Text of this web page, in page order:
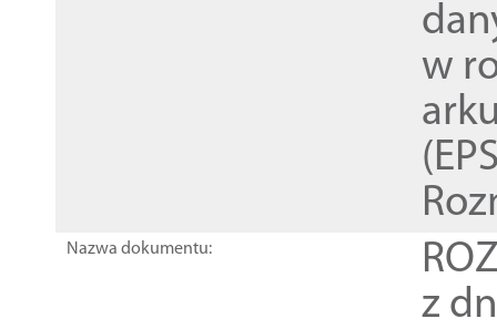
w
Nazwa dokumentu:
z